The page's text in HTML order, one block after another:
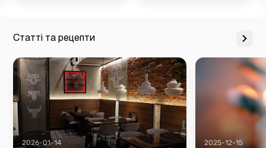
Статті та рецепти
2026-01-14 2025-12-15